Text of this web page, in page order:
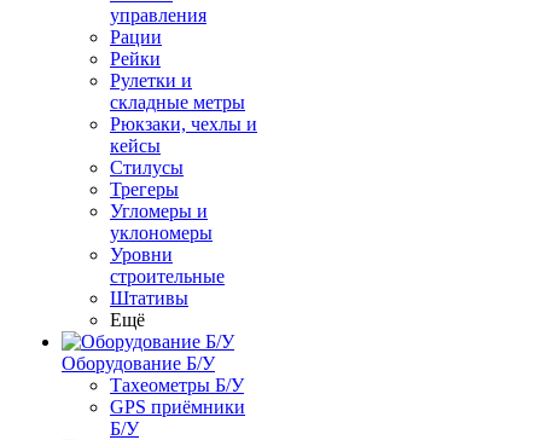
управления
Рации
Рейки
Рулетки и
складные метры
Рюкзаки, чехлы и
кейсы
Стилусы
Трегеры
Угломеры и
уклономеры
Уровни
строительные
Штативы
Ещё
Оборудование Б/У
Тахеометры Б/У
GPS приёмники
Б/У